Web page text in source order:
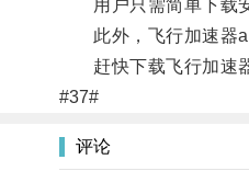
用户只需简单下载安
此外，飞行加速器
赶快下载飞行加速器
#37#
评论